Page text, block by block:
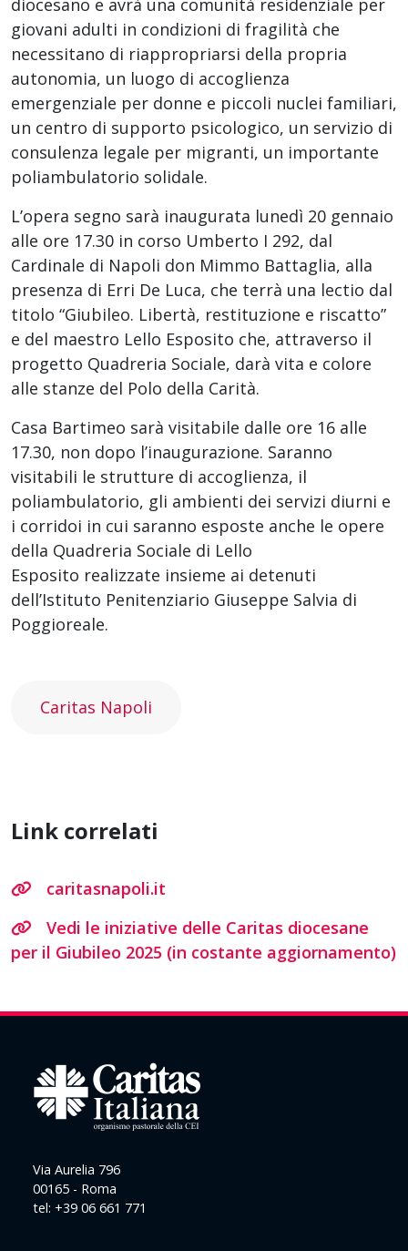
giovani adulti in condizioni di fragilità che
necessitano di riappropriarsi della propria
autonomia, un luogo di accoglienza
emergenziale per donne e piccoli nuclei familiari,
un centro di supporto psicologico, un servizio di
consulenza legale per migranti, un importante
poliambulatorio solidale.
L’opera segno sarà inaugurata lunedì 20 gennaio
alle ore 17.30 in corso Umberto I 292, dal
Cardinale di Napoli don Mimmo Battaglia, alla
presenza di Erri De Luca, che terrà una lectio dal
titolo “Giubileo. Libertà, restituzione e riscatto”
e del maestro Lello Esposito che, attraverso il
progetto Quadreria Sociale, darà vita e colore
alle stanze del Polo della Carità.
Casa Bartimeo sarà visitabile dalle ore 16 alle
17.30, non dopo l’inaugurazione. Saranno
visitabili le strutture di accoglienza, il
poliambulatorio, gli ambienti dei servizi diurni e
i corridoi in cui saranno esposte anche le opere
della Quadreria Sociale di Lello
Esposito realizzate insieme ai detenuti
dell’Istituto Penitenziario Giuseppe Salvia di
Poggioreale.
Caritas Napoli
Link correlati
caritasnapoli.it
Vedi le iniziative delle Caritas diocesane
per il Giubileo 2025 (in costante aggiornamento)
Via Aurelia 796
00165 - Roma
tel: +39 06 661 771